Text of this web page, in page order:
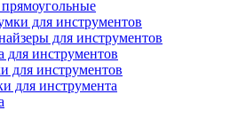
для инструментов
для инструментов
для инструментов
для инструментов
для инструмента